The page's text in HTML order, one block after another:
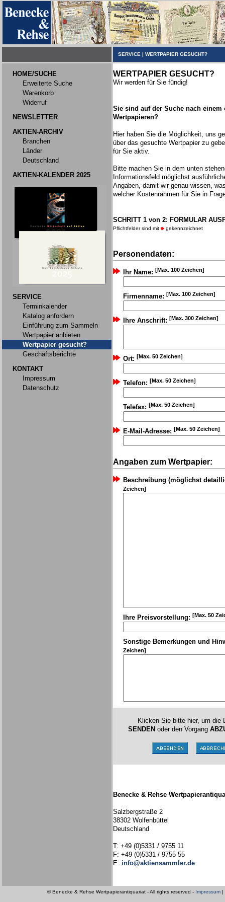
SERVICE | WERTPAPIER GESUCHT?
HOME/SUCHE
Erweiterte Suche
Warenkorb
Widerruf
NEWSLETTER
AKTIEN-ARCHIV
Branchen
Länder
Deutschland
AKTIEN-KALENDER 2025
SERVICE
Terminkalender
Katalog anfordern
Einführung zum Sammeln
Wertpapier anbieten
Wertpapier gesucht?
Geschäftsberichte
KONTAKT
Impressum
Datenschutz
WERTPAPIER GESUCHT?
Wir werden für Sie fündig!
Sie sind auf der Suche nach einem
Wertpapieren?
Hier haben Sie die Möglichkeit, uns
über das gesuchte Wertpapier zu
für Sie aktiv.
Bitte machen Sie in dem unten
Informationsfeld möglichst
Angaben, damit wir genau wissen,
welcher Kostenrahmen für Sie in
SCHRITT 1 von 2: FORMULAR
Pflichtfelder sind mit gekennzeichnet
Personendaten:
Ihr Name: [Max. 100 Zeichen]
Firmenname: [Max. 100 Zeichen]
Ihre Anschrift: [Max. 300 Zeichen]
Ort: [Max. 50 Zeichen]
Telefon: [Max. 50 Zeichen]
Telefax: [Max. 50 Zeichen]
E-Mail-Adresse: [Max. 50 Zeichen]
Angaben zum Wertpapier:
Beschreibung (möglichst
Zeichen]
Ihre Preisvorstellung: [Max. 50
Sonstige Bemerkungen und
Zeichen]
Klicken Sie bitte hier, um die
SENDEN oder den Vorgang
Benecke & Rehse
Salzbergstraße 2
38302 Wolfenbüttel
Deutschland
T: +49 (0)5331 / 9755 11
F: +49 (0)5331 / 9755 55
E: info@aktiensammler.de
© Benecke & Rehse Wertpapierantiquariat - All rights reserved - Impressum |